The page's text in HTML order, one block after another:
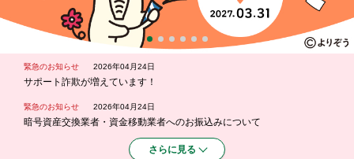
緊急のお知らせ 2026年04月24日
サポート詐欺が増えています！
緊急のお知らせ 2026年04月24日
暗号資産交換業者・資金移動業者へのお振込みについて
さらに見る